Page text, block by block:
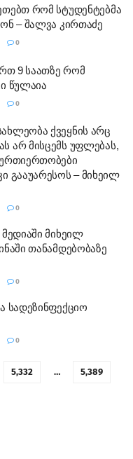
რომ სტუდენტებმა
– შალვა კირთაძე
0
9 საათზე რომ
წულაია
0
ქვეყნის არც
არ მისცემს უფლებას,
გააუარესოს – მიხეილ
0
მიხეილ
თანამდებობაზე
0
სადეზინფექციო
0
5,332 … 5,389